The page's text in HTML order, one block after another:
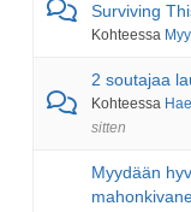
Surviving
Kohteessa
2 soutajaa
Kohteessa
sitten
Myydään